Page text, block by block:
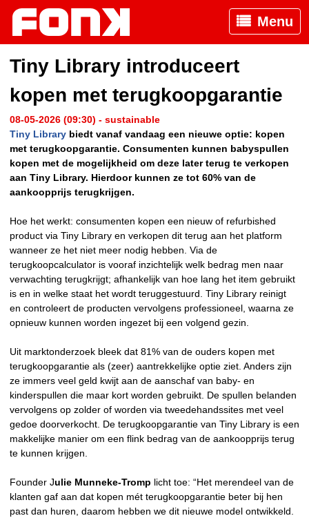
Menu
Tiny Library introduceert
kopen met terugkoopgarantie
08-05-2026 (09:30) - sustainable
Tiny Library biedt vanaf vandaag een nieuwe optie: kopen
met terugkoopgarantie. Consumenten kunnen babyspullen
kopen met de mogelijkheid om deze later terug te verkopen
aan Tiny Library. Hierdoor kunnen ze tot 60% van de
aankoopprijs terugkrijgen.
Hoe het werkt: consumenten kopen een nieuw of refurbished
product via Tiny Library en verkopen dit terug aan het platform
wanneer ze het niet meer nodig hebben. Via de
terugkoopcalculator is vooraf inzichtelijk welk bedrag men naar
verwachting terugkrijgt; afhankelijk van hoe lang het item gebruikt
is en in welke staat het wordt teruggestuurd. Tiny Library reinigt
en controleert de producten vervolgens professioneel, waarna ze
opnieuw kunnen worden ingezet bij een volgend gezin.
Uit marktonderzoek bleek dat 81% van de ouders kopen met
terugkoopgarantie als (zeer) aantrekkelijke optie ziet. Anders zijn
ze immers veel geld kwijt aan de aanschaf van baby- en
kinderspullen die maar kort worden gebruikt. De spullen belanden
vervolgens op zolder of worden via tweedehandssites met veel
gedoe doorverkocht. De terugkoopgarantie van Tiny Library is een
makkelijke manier om een flink bedrag van de aankoopprijs terug
te kunnen krijgen.
Founder Julie Munneke-Tromp licht toe: “Het merendeel van de
klanten gaf aan dat kopen mét terugkoopgarantie beter bij hen
past dan huren, daarom hebben we dit nieuwe model ontwikkeld.